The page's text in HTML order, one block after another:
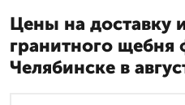
Цены на доставку
гранитного щебня
Челябинске в